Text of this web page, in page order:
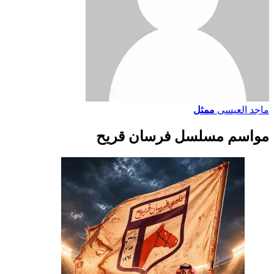
ماجد العيسى ممثل
مواسم مسلسل فرسان قريح